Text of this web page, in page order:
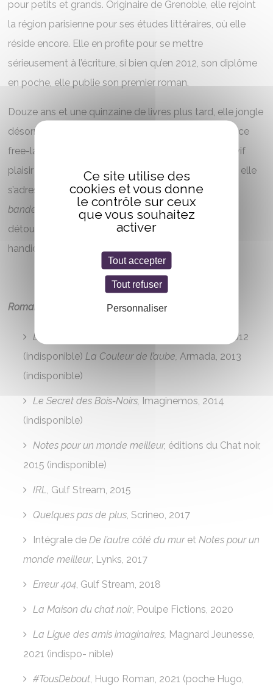
pour petits et grands. Originaire de Grenoble, elle rejoint
la région parisienne pour ses études littéraires, où elle
réside encore. Elle en profite pour se mettre
sérieusement à l’écriture, si bien qu’en 2012, son diplôme
en poche, elle publie son premier roman.
Douze ans et une quinzaine de livres plus tard, elle jongle
désormais entre sa vie de famille, son métier d’éditrice
free-lance et sa casquette d’autrice, en prenant un vif
plaisir à diversifier les genres et les publics auxquels elle
s’adresse. AvecLes Clopin-Clopant :
bande
d’aventuriersde bras cassés, elle s’amuse à
détourner les codes de la fantasy pour parler de
handicap aux jeunes lecteurs.
Romans
De l’autre côté du mur,
éditions du Chat noir, 2012
(indisponible)La Couleur de l’aube,Armada, 2013
(indisponible)
Le Secret des Bois-Noirs, Imaginemos, 2014
(indisponible)
Notes pour un monde meilleur, éditions du Chat noir,
2015 (indisponible)
IRL, Gulf Stream, 2015
Quelques pas de plus, Scrineo, 2017
Intégrale deDe l’autre côté du mur etNotes pour un
monde meilleur, Lynks, 2017
Erreur 404, Gulf Stream, 2018
La Maison du chat noir, Poulpe Fictions, 2020
La Ligue des amis imaginaires, Magnard Jeunesse,
2021 (indispo- nible)
#TousDebout, Hugo Roman, 2021 (poche Hugo,
Ce site utilise des
cookies et vous donne
le contrôle sur ceux
que vous souhaitez
activer
Tout accepter
Tout refuser
Personnaliser